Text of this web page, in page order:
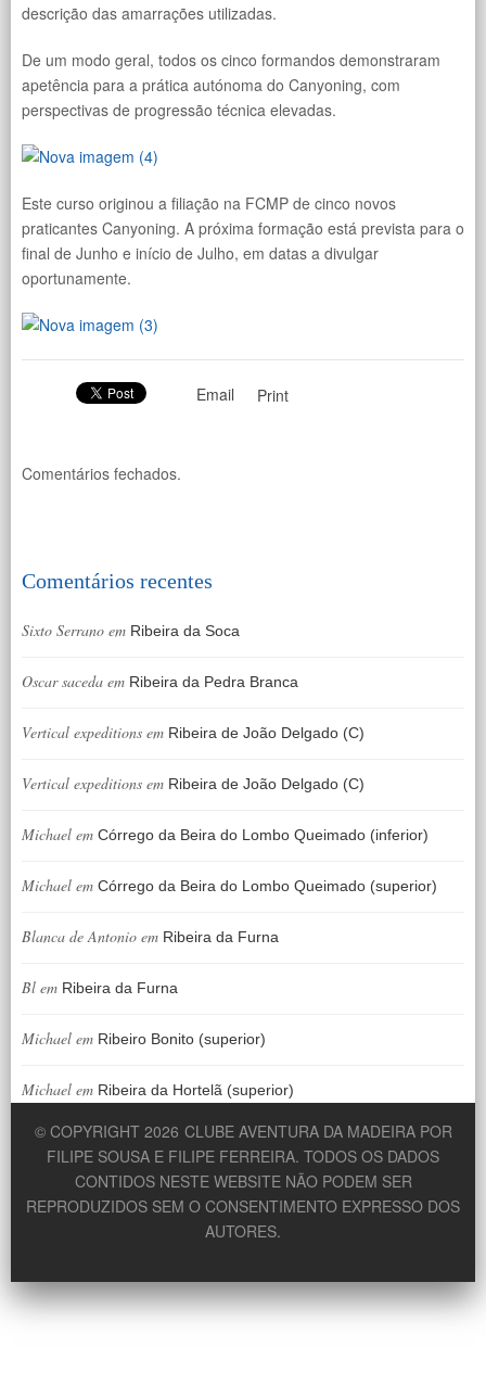
descrição das amarrações utilizadas.
De um modo geral, todos os cinco formandos demonstraram
apetência para a prática autónoma do Canyoning, com
perspectivas de progressão técnica elevadas.
Este curso originou a filiação na FCMP de cinco novos
praticantes Canyoning. A próxima formação está prevista para o
final de Junho e início de Julho, em datas a divulgar
oportunamente.
Email Print
Comentários fechados.
Comentários recentes
Sixto Serrano em Ribeira da Soca
Oscar saceda em Ribeira da Pedra Branca
Vertical expeditions em Ribeira de João Delgado (C)
Vertical expeditions em Ribeira de João Delgado (C)
Michael em Córrego da Beira do Lombo Queimado (inferior)
Michael em Córrego da Beira do Lombo Queimado (superior)
Blanca de Antonio em Ribeira da Furna
Bl em Ribeira da Furna
Michael em Ribeiro Bonito (superior)
Michael em Ribeira da Hortelã (superior)
© COPYRIGHT 2026 CLUBE AVENTURA DA MADEIRA POR
FILIPE SOUSA E FILIPE FERREIRA. TODOS OS DADOS
CONTIDOS NESTE WEBSITE NÃO PODEM SER
REPRODUZIDOS SEM O CONSENTIMENTO EXPRESSO DOS
AUTORES.